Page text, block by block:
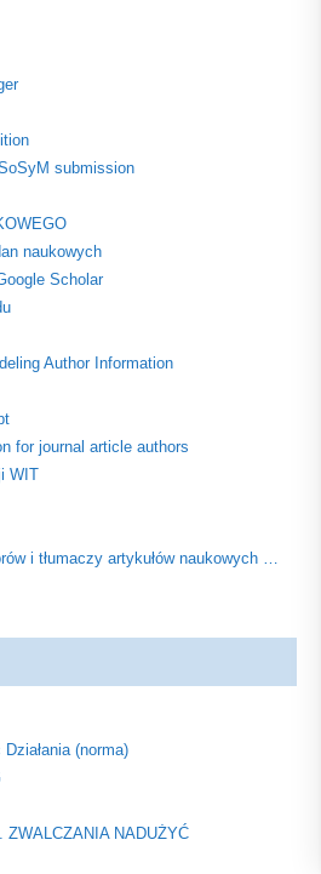
submission
naukowych
Scholar
Author Information
for journal article authors
WIT
i tłumaczy artykułów naukowych …
(norma)
ZWALCZANIA NADUŻYĆ